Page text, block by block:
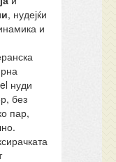
, нудејќи
и
нуди
без
пар,